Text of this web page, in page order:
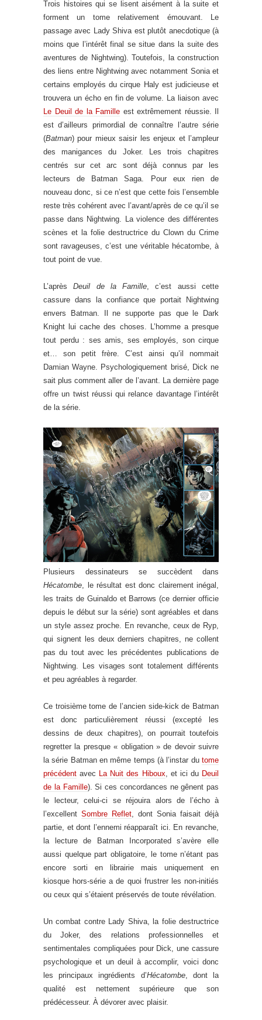
Trois histoires qui se lisent aisément à la suite et
forment un tome relativement émouvant. Le
passage avec Lady Shiva est plutôt anecdotique (à
moins que l’intérêt final se situe dans la suite des
aventures de Nightwing). Toutefois, la construction
des liens entre Nightwing avec notamment Sonia et
certains employés du cirque Haly est judicieuse et
trouvera un écho en fin de volume. La liaison avec
Le Deuil de la Famille est extrêmement réussie. Il
est d’ailleurs primordial de connaître l’autre série
(Batman) pour mieux saisir les enjeux et l’ampleur
des manigances du Joker. Les trois chapitres
centrés sur cet arc sont déjà connus par les
lecteurs de Batman Saga. Pour eux rien de
nouveau donc, si ce n’est que cette fois l’ensemble
reste très cohérent avec l’avant/après de ce qu’il se
passe dans Nightwing. La violence des différentes
scènes et la folie destructrice du Clown du Crime
sont ravageuses, c’est une véritable hécatombe, à
tout point de vue.
L’aprèsDeuil de la Famille , c’est aussi cette
cassure dans la confiance que portait Nightwing
envers Batman. Il ne supporte pas que le Dark
Knight lui cache des choses. L’homme a presque
tout perdu : ses amis, ses employés, son cirque
et… son petit frère. C’est ainsi qu’il nommait
Damian Wayne. Psychologiquement brisé, Dick ne
sait plus comment aller de l’avant. La dernière page
offre un twist réussi qui relance davantage l’intérêt
de la série.
Plusieurs dessinateurs se succèdent dans
Hécatombe, le résultat est donc clairement inégal,
les traits de Guinaldo et Barrows (ce dernier officie
depuis le début sur la série) sont agréables et dans
un style assez proche. En revanche, ceux de Ryp,
qui signent les deux derniers chapitres, ne collent
pas du tout avec les précédentes publications de
Nightwing. Les visages sont totalement différents
et peu agréables à regarder.
Ce troisième tome de l’ancien side-kick de Batman
est donc particulièrement réussi (excepté les
dessins de deux chapitres), on pourrait toutefois
regretter la presque « obligation » de devoir suivre
la série Batman en même temps (à l’instar du tome
précédent avec La Nuit des Hiboux, et ici du Deuil
de la Famille). Si ces concordances ne gênent pas
le lecteur, celui-ci se réjouira alors de l’écho à
l’excellent Sombre Reflet, dont Sonia faisait déjà
partie, et dont l’ennemi réapparaît ici. En revanche,
la lecture de Batman Incorporated s’avère elle
aussi quelque part obligatoire, le tome n’étant pas
encore sorti en librairie mais uniquement en
kiosque hors-série a de quoi frustrer les non-initiés
ou ceux qui s’étaient préservés de toute révélation.
Un combat contre Lady Shiva, la folie destructrice
du Joker, des relations professionnelles et
sentimentales compliquées pour Dick, une cassure
psychologique et un deuil à accomplir, voici donc
les principaux ingrédients d’Hécatombe, dont la
qualité est nettement supérieure que son
prédécesseur. À dévorer avec plaisir.